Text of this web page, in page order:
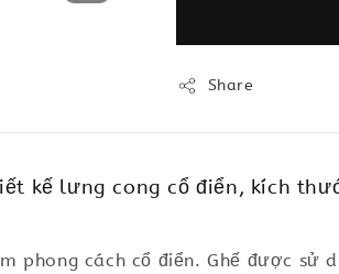
Share
kế lưng cong cổ điển, kích
phong cách cổ điển. Ghế được sử